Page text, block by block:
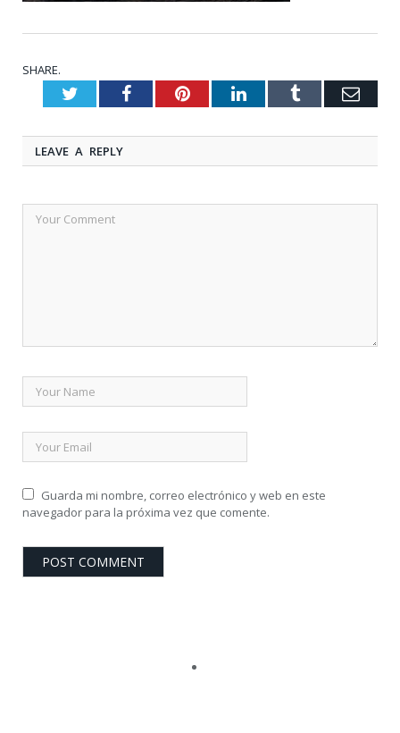
SHARE.
TwitterFacebookPinterestLinkedInTumblr
LEAVE A REPLY
Guarda mi nombre, correo electrónico y web en este
navegador para la próxima vez que comente.